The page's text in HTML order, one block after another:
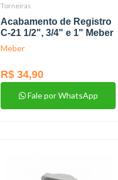
Torneiras
Acabamento de Registro
C-21 1/2", 3/4" e 1" Meber
Meber
R$ 34,90
Fale por WhatsApp